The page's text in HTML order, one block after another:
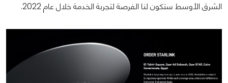
الشرق الأوسط ستكون لنا الفرصة لتجربة الخدمة خلال عام 2022.